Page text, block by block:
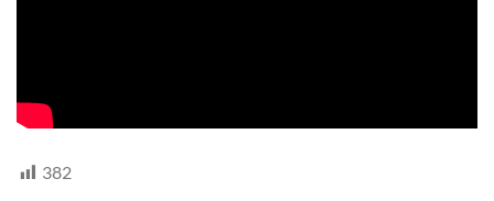
382